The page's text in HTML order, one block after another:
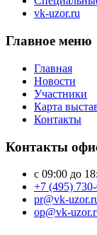
vk-uzor.ru
Главное меню
Главная
Новости
Участники
Карта
Контакты
Контакты
с 09:00 до
+7 (495)
pr@vk-
op@vk-